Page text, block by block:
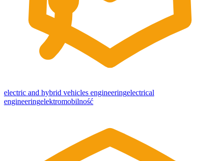
electric and hybrid vehicles engineeringelectrical
engineeringelektromobilność